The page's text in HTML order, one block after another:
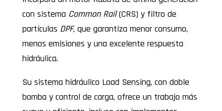
con sistema Common Rail(CRS) y filtro de
partículas DPF, que garantiza menor consumo,
menos emisiones y una excelente respuesta
hidráulica.
Su sistema hidráulico Load Sensing, con doble
bomba y control de carga, ofrece un trabajo más